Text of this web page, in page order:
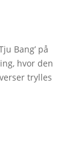
Bang’ på
hvor den
trylles